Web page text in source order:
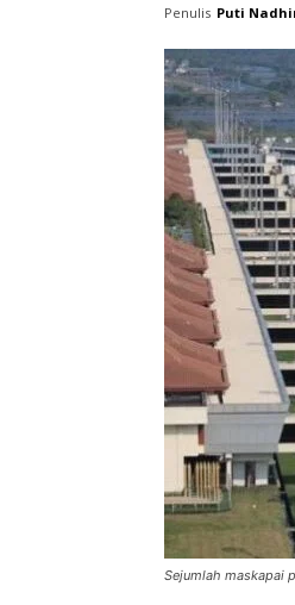
Penulis Puti
Sejumlah maskapai